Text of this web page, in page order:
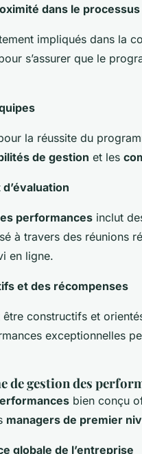
dans le processus
impliqués dans la
s’assurer que le
la réussite du
de gestion et les
performances inclut
à travers des réunions
en ligne.
et des récompenses
constructifs et
exceptionnelles
de gestion des
bien conçu
managers de premier
globale de l’entreprise